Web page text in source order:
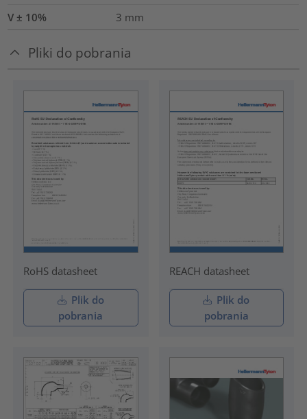
V ± 10%
3 mm
Pliki do pobrania
RoHS datasheet
Plik do
pobrania
REACH datasheet
Plik do
pobrania